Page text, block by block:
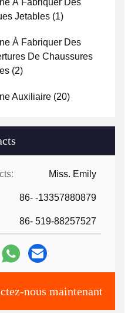
À Fabriquer Des
Jetables (1)
À Fabriquer Des
De Chaussures
(2)
Auxiliaire (20)
Miss. Emily
86- -13357880879
86- 519-88257527
nous maintenant